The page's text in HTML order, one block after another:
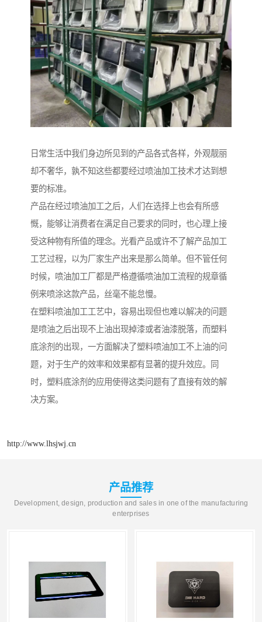
日常生活中我们身边所见到的产品各式各样，外观靓丽
却不奢华，孰不知这些都要经过喷油加工技术才达到想
要的标准。
产品在经过喷油加工之后，人们在选择上也会有所感
慨，能够让消费者在满足自己要求的同时，也心理上接
受这种物有所值的理念。光看产品或许不了解产品加工
工艺过程，以为厂家生产出来是那么简单。但不管任何
时候，喷油加工厂都是严格遵循喷油加工流程的规章循
例来喷涂这款产品，丝毫不能怠慢。
在塑料喷油加工工艺中，容易出现但也难以解决的问题
是喷油之后出现不上油出现掉漆或者油漆脱落，而塑料
底涂剂的出现，一方面解决了塑料喷油加工不上油的问
题，对于生产的效率和效果都有显著的提升效应。同
时，塑料底涂剂的应用使得这类问题有了直接有效的解
决方案。
http://www.lhsjwj.cn
产品推荐
Development, design, production and sales in one of the manufacturing
enterprises